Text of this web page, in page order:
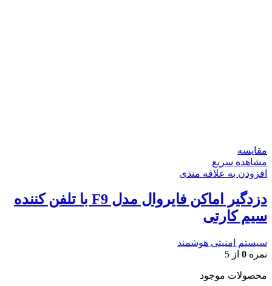
مقایسه
مشاهده سریع
افزودن به علاقه مندی
دزدگیر اماکن فایروال مدل F9 با تلفن کننده
سیم کارتی
سیستم امنیتی هوشمند
نمره 0 از 5
محصولات موجود